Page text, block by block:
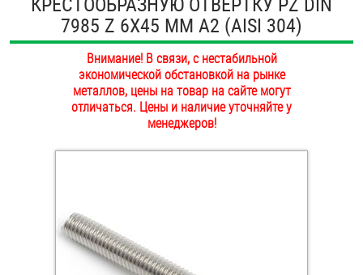
ОПЛАТА И ДОСТАВКА
НАШИ МАГАЗИНЫ
Втулки
Дюбели
Дюймовый крепёж
Инструмент
7985 Z 6Х45 ММ А2 (AISI 304)
Внимание! В связи, с нестабильной
экономической обстановкой на рынке
металлов, цены на товар на сайте могут
отличаться. Цены и наличие уточняйте у
менеджеров!